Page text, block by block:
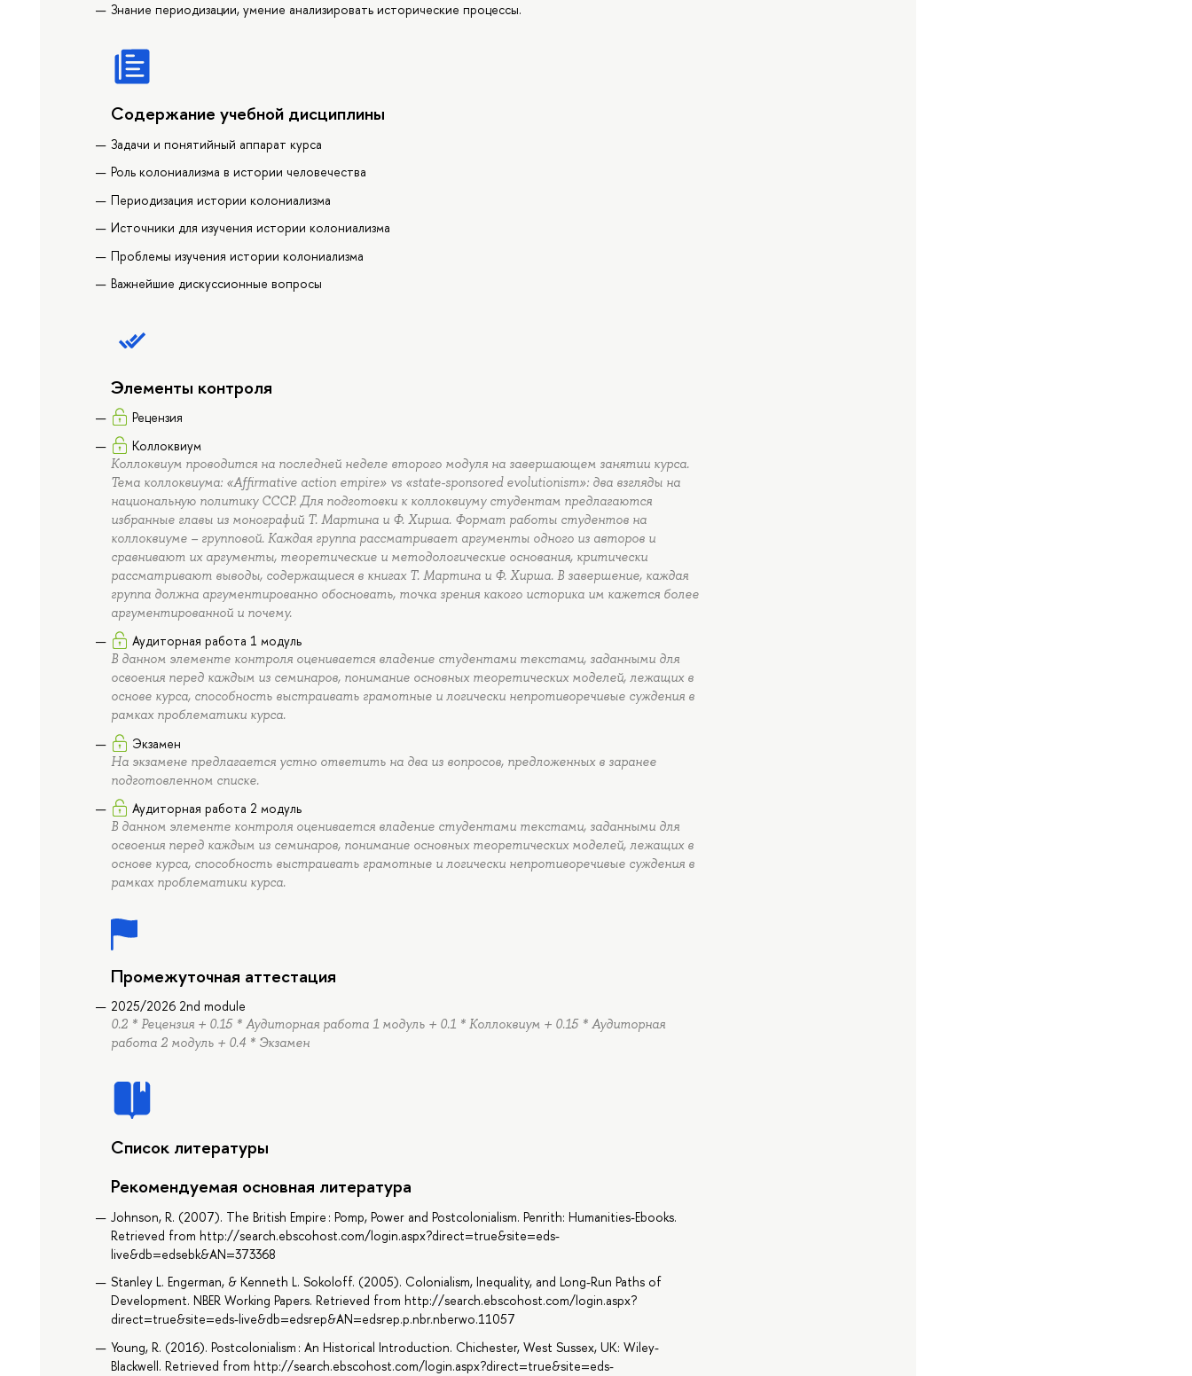
Знание периодизации, умение анализировать исторические процессы.
Содержание учебной дисциплины
Задачи и понятийный аппарат курса
Роль колониализма в истории человечества
Периодизация истории колониализма
Источники для изучения истории колониализма
Проблемы изучения истории колониализма
Важнейшие дискуссионные вопросы
Элементы контроля
Рецензия
Коллоквиум
Коллоквиум проводится на последней неделе второго модуля на завершающем занятии курса.
Тема коллоквиума: «Affirmative action empire» vs «state-sponsored evolutionism»: два взгляды на
национальную политику СССР. Для подготовки к коллоквиуму студентам предлагаются
избранные главы из монографий Т. Мартина и Ф. Хирша. Формат работы студентов на
коллоквиуме – групповой. Каждая группа рассматривает аргументы одного из авторов и
сравнивают их аргументы, теоретические и методологические основания, критически
рассматривают выводы, содержащиеся в книгах Т. Мартина и Ф. Хирша. В завершение, каждая
группа должна аргументированно обосновать, точка зрения какого историка им кажется более
аргументированной и почему.
Аудиторная работа 1 модуль
В данном элементе контроля оценивается владение студентами текстами, заданными для
освоения перед каждым из семинаров, понимание основных теоретических моделей, лежащих в
основе курса, способность выстраивать грамотные и логически непротиворечивые суждения в
рамках проблематики курса.
Экзамен
На экзамене предлагается устно ответить на два из вопросов, предложенных в заранее
подготовленном списке.
Аудиторная работа 2 модуль
В данном элементе контроля оценивается владение студентами текстами, заданными для
освоения перед каждым из семинаров, понимание основных теоретических моделей, лежащих в
основе курса, способность выстраивать грамотные и логически непротиворечивые суждения в
рамках проблематики курса.
Промежуточная аттестация
2025/2026 2nd module
0.2 * Рецензия + 0.15 * Аудиторная работа 1 модуль + 0.1 * Коллоквиум + 0.15 * Аудиторная
работа 2 модуль + 0.4 * Экзамен
Список литературы
Рекомендуемая основная литература
Johnson, R. (2007). The British Empire : Pomp, Power and Postcolonialism. Penrith: Humanities-Ebooks.
Retrieved from http://search.ebscohost.com/login.aspx?direct=true&site=eds-
live&db=edsebk&AN=373368
Stanley L. Engerman, & Kenneth L. Sokoloff. (2005). Colonialism, Inequality, and Long-Run Paths of
Development. NBER Working Papers. Retrieved from http://search.ebscohost.com/login.aspx?
direct=true&site=eds-live&db=edsrep&AN=edsrep.p.nbr.nberwo.11057
Young, R. (2016). Postcolonialism : An Historical Introduction. Chichester, West Sussex, UK: Wiley-
Blackwell. Retrieved from http://search.ebscohost.com/login.aspx?direct=true&site=eds-